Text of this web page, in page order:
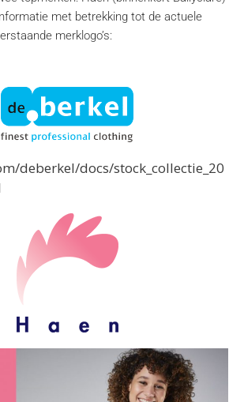
met betrekking tot de actuele
merklogo’s:
deberkel/docs/stock_collectie_20